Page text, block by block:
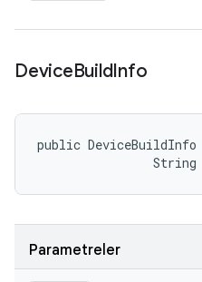
DeviceBuildInfo
public
Parametreler